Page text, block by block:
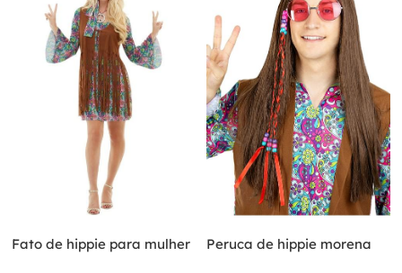
Fato de hippie para mulher Peruca de hippie morena